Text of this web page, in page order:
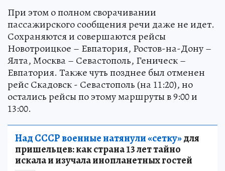
При этом о полном сворачивании
пассажирского сообщения речи даже не идет.
Сохраняются и совершаются рейсы
Новотроицкое – Евпатория, Ростов-на-Дону –
Ялта, Москва – Севастополь, Геническ –
Евпатория. Также чуть позднее был отменен
рейс Скадовск - Севастополь (на 11:20), но
остались рейсы по этому маршруты в 9:00 и
13:00.
Над СССР военные натянули «сетку»для
пришельцев: как страна 13 лет тайно
искала и изучала инопланетных гостей